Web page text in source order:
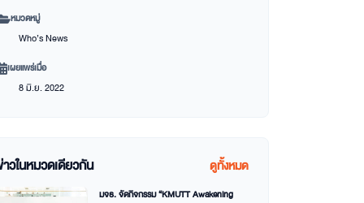
หมวดหมู่
Who’s News
เผยแพร่เมื่อ
8 มิ.ย. 2022
วในหมวดเดียวกัน ดูทั้งหมด
มจธ. จัดกิจกรรม “KMUTT Awakening